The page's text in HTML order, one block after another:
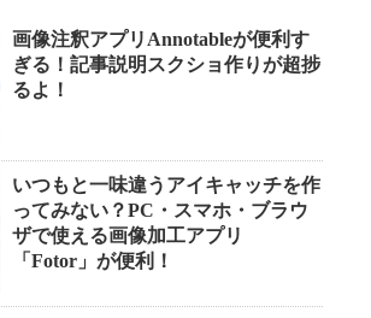
画像注釈アプリAnnotableが便利す
ぎる！記事説明スクショ作りが超捗
るよ！
いつもと一味違うアイキャッチを作
ってみない？PC・スマホ・ブラウ
ザで使える画像加工アプリ
「Fotor」が便利！